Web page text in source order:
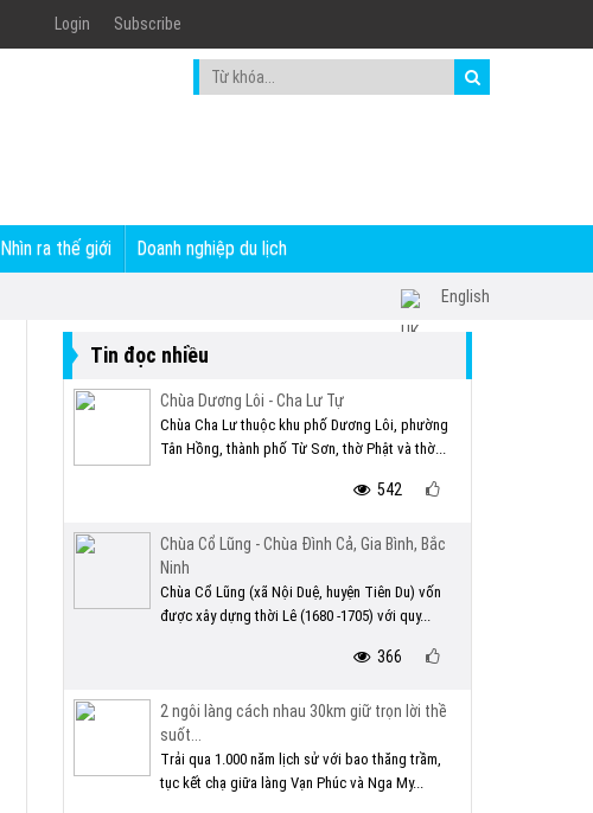
Login Subscribe
Nhìn ra thế giới Doanh nghiệp du lịch
English
Tin đọc nhiều
Chùa Dương Lôi - Cha Lư Tự
Chùa Cha Lư thuộc khu phố Dương Lôi, phường
Tân Hồng, thành phố Từ Sơn, thờ Phật và thờ...
542
Chùa Cổ Lũng - Chùa Đình Cả, Gia Bình, Bắc
Ninh
Chùa Cổ Lũng (xã Nội Duệ, huyện Tiên Du) vốn
được xây dựng thời Lê (1680 -1705) với quy...
366
2 ngôi làng cách nhau 30km giữ trọn lời thề
suốt...
Trải qua 1.000 năm lịch sử với bao thăng trầm,
tục kết chạ giữa làng Vạn Phúc và Nga My...